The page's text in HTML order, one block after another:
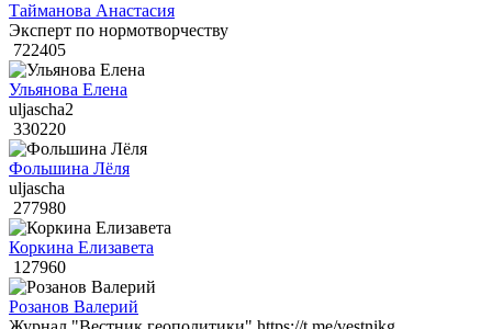
Тайманова Анастасия
Эксперт по нормотворчеству
722405
Ульянова Елена
uljascha2
330220
Фольшина Лёля
uljascha
277980
Коркина Елизавета
127960
Розанов Валерий